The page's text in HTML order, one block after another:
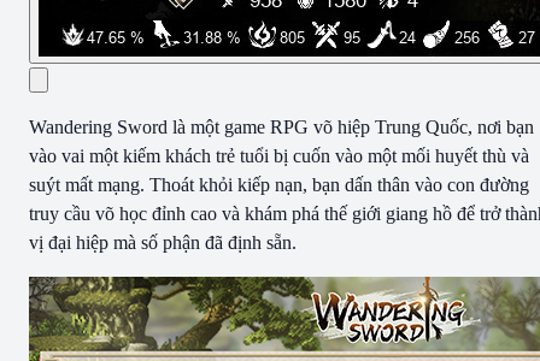
Wandering Sword là một game RPG võ hiệp Trung Quốc, nơi bạn
vào vai một kiếm khách trẻ tuổi bị cuốn vào một mối huyết thù và
suýt mất mạng. Thoát khỏi kiếp nạn, bạn dấn thân vào con đường
truy cầu võ học đỉnh cao và khám phá thế giới giang hồ để trở
vị đại hiệp mà số phận đã định sẵn.